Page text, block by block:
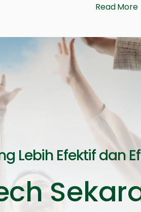
Read More
Lebih Efektif dan